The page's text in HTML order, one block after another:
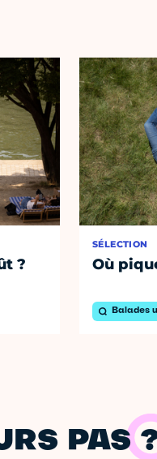
?
SÉLECTION
Où
Balades
PAS